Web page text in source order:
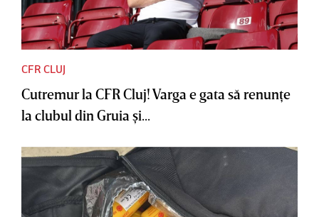
CFR CLUJ
Cutremur la CFR Cluj! Varga e gata să renunţe
la clubul din Gruia şi...